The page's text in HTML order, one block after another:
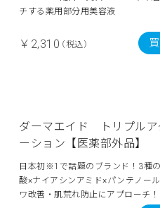
チする薬用部分用美容液
￥2,310（税込）
ダーマエイド トリプルア
ーション【医薬部外品】
日本初※1で話題のブランド！3種
酸×ナイアシンアミド×パンテノー
ワ改善・肌荒れ防止にアプローチ！